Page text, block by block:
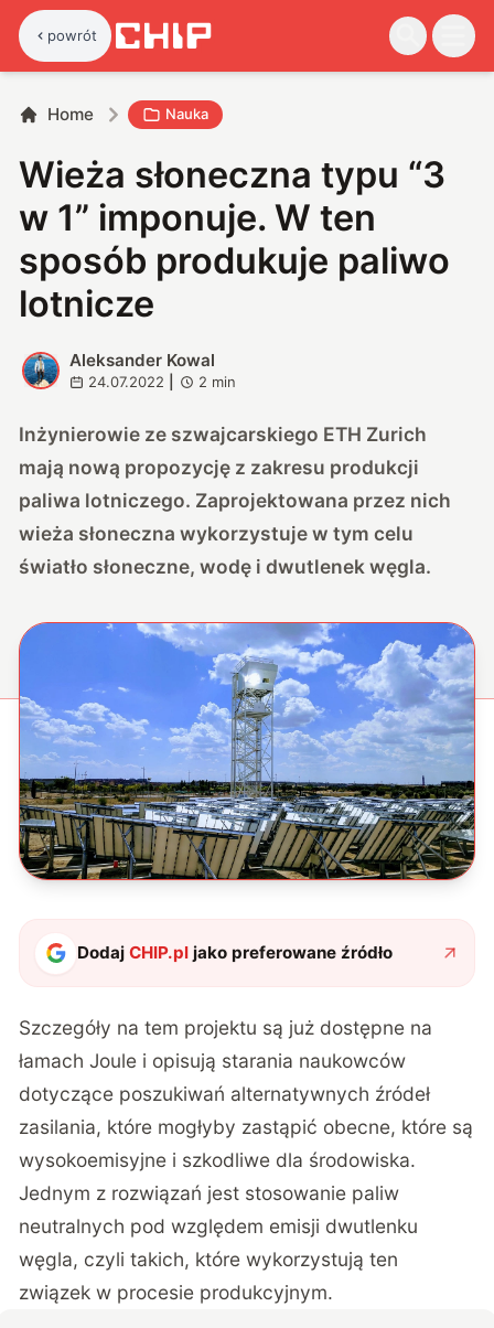
powrót
Home Nauka
Wieża słoneczna typu “3
w 1” imponuje. W ten
sposób produkuje paliwo
lotnicze
A
Aleksander Kowal
24.07.2022 2 min
Inżynierowie ze szwajcarskiego ETH Zurich
mają nową propozycję z zakresu produkcji
paliwa lotniczego. Zaprojektowana przez nich
wieża słoneczna wykorzystuje w tym celu
światło słoneczne, wodę i dwutlenek węgla.
DodajCHIP.pl jako preferowane źródło
Szczegóły na tem projektu są już dostępne na
łamachJoule i opisują starania naukowców
dotyczące poszukiwań alternatywnych źródeł
zasilania, które mogłyby zastąpić obecne, które są
wysokoemisyjne i szkodliwe dla środowiska.
Jednym z rozwiązań jest stosowanie paliw
neutralnych pod względem emisji dwutlenku
węgla, czyli takich, które wykorzystują ten
związek w procesie produkcyjnym.